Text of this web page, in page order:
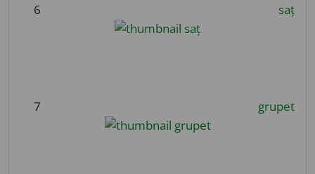
6 saț
7 grupet